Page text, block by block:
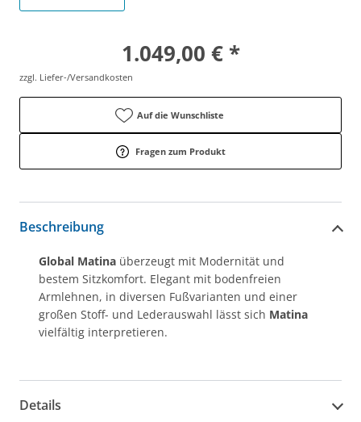
1.049,00 € *
zzgl. Liefer-/Versandkosten
Auf die Wunschliste
Fragen zum Produkt
Beschreibung
Global Matina überzeugt mit Modernität und
bestem Sitzkomfort. Elegant mit bodenfreien
Armlehnen, in diversen Fußvarianten und einer
großen Stoff- und Lederauswahl lässt sich Matina
vielfältig interpretieren.
Details